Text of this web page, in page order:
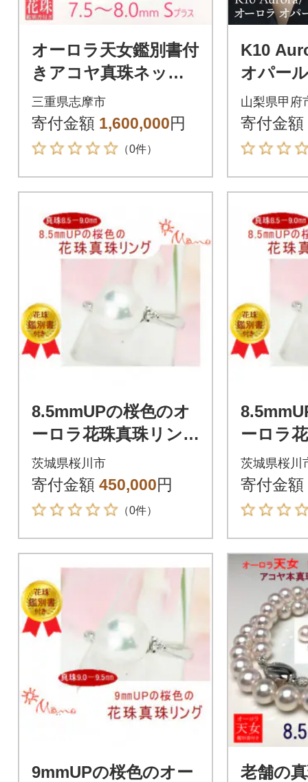
オーロラ天女鑑別書付
きアコヤ真珠ネック
レス・ピアスセット7.
5～8.0ミリ
三重県志摩市
寄付金額 1,600,000円
（0件）
K10
オパー
10616-1
山梨県甲府
寄付金額
8.5mmUPの桜色のオ
ーロラ花珠真珠リン
グ(リングサイズ#11)
茨城県桜川市
寄付金額 450,000円
（0件）
ーロラ
グ(リン
茨城県桜川
寄付金額
9mmUPの桜色のオー
老舗の